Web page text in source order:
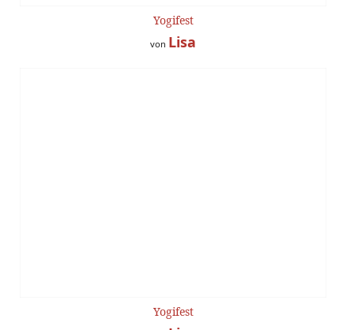
Yogifest
von Lisa
Yogifest